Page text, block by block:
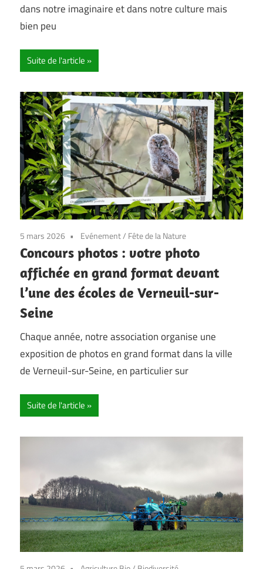
dans notre imaginaire et dans notre culture mais
bien peu
Suite de l'article
5 mars 2026 Evénement/ Fête de la Nature
Concours photos : votre photo
affichée en grand format devant
l’une des écoles de Verneuil-sur-
Seine
Chaque année, notre association organise une
exposition de photos en grand format dans la ville
de Verneuil-sur-Seine, en particulier sur
Suite de l'article